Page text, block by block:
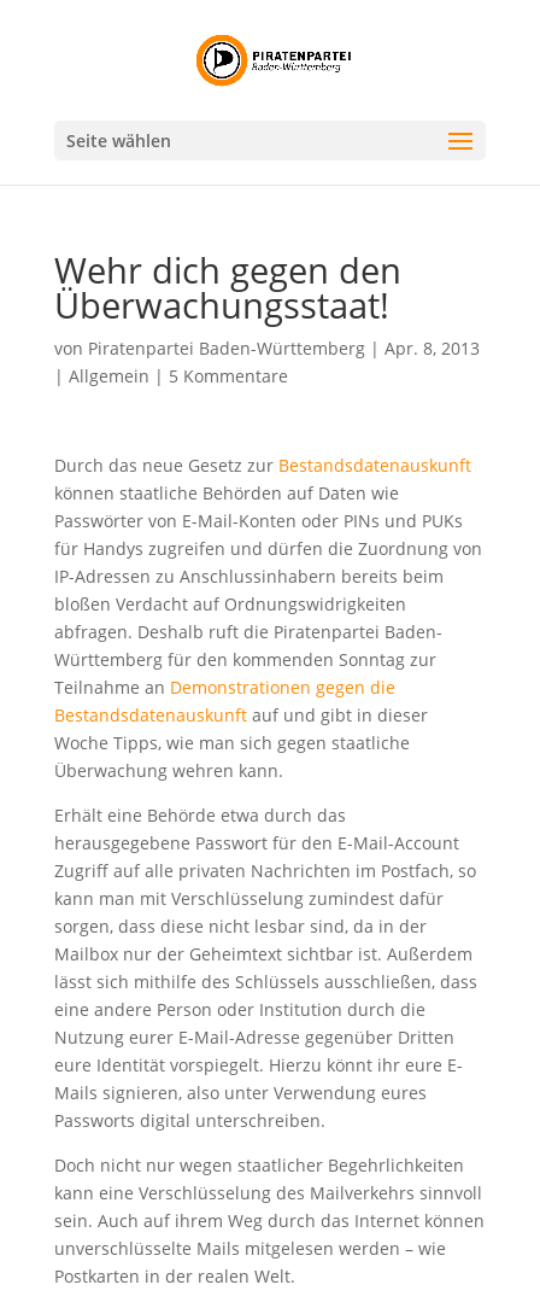
Seite wählen
Wehr dich gegen den
Überwachungsstaat!
von Piratenpartei Baden-Württemberg| Apr. 8, 2013
| Allgemein | 5 Kommentare
Durch das neue Gesetz zur Bestandsdatenauskunft
können staatliche Behörden auf Daten wie
Passwörter von E-Mail-Konten oder PINs und PUKs
für Handys zugreifen und dürfen die Zuordnung von
IP-Adressen zu Anschlussinhabern bereits beim
bloßen Verdacht auf Ordnungswidrigkeiten
abfragen. Deshalb ruft die Piratenpartei Baden-
Württemberg für den kommenden Sonntag zur
Teilnahme an Demonstrationen gegen die
Bestandsdatenauskunftauf und gibt in dieser
Woche Tipps, wie man sich gegen staatliche
Überwachung wehren kann.
Erhält eine Behörde etwa durch das
herausgegebene Passwort für den E-Mail-Account
Zugriff auf alle privaten Nachrichten im Postfach, so
kann man mit Verschlüsselung zumindest dafür
sorgen, dass diese nicht lesbar sind, da in der
Mailbox nur der Geheimtext sichtbar ist. Außerdem
lässt sich mithilfe des Schlüssels ausschließen, dass
eine andere Person oder Institution durch die
Nutzung eurer E-Mail-Adresse gegenüber Dritten
eure Identität vorspiegelt. Hierzu könnt ihr eure E-
Mails signieren, also unter Verwendung eures
Passworts digital unterschreiben.
Doch nicht nur wegen staatlicher Begehrlichkeiten
kann eine Verschlüsselung des Mailverkehrs sinnvoll
sein. Auch auf ihrem Weg durch das Internet können
unverschlüsselte Mails mitgelesen werden – wie
Postkarten in der realen Welt.